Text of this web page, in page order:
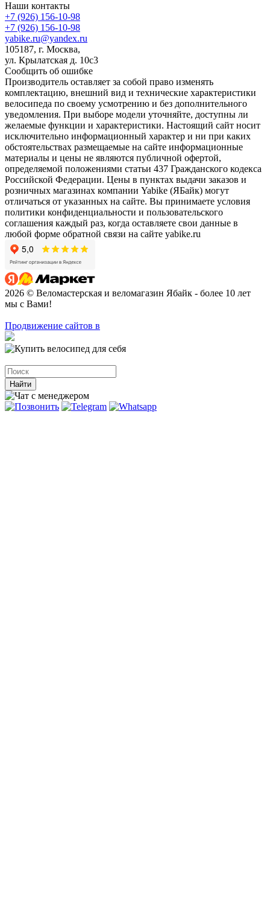
Наши контакты
+7 (926) 156-10-98
+7 (926) 156-10-98
yabike.ru@yandex.ru
105187, г. Москва,
ул. Крылатская д. 10с3
Сообщить об ошибке
Производитель оставляет за собой право изменять
комплектацию, внешний вид и технические характеристики
велосипеда по своему усмотрению и без дополнительного
уведомления. При выборе модели уточняйте, доступны ли
желаемые функции и характеристики. Настоящий сайт носит
исключительно информационный характер и ни при каких
обстоятельствах размещаемые на сайте информационные
материалы и цены не являются публичной офертой,
определяемой положениями статьи 437 Гражданского кодекса
Российской Федерации. Цены в пунктах выдачи заказов и
розничных магазинах компании Yabike (ЯБайк) могут
отличаться от указанных на сайте. Вы принимаете условия
политики конфиденциальности и пользовательского
соглашения каждый раз, когда оставляете свои данные в
любой форме обратной связи на сайте yabike.ru
2026 © Веломастерская и веломагазин Ябайк - более 10 лет
мы с Вами!
Продвижение сайтов в
Найти